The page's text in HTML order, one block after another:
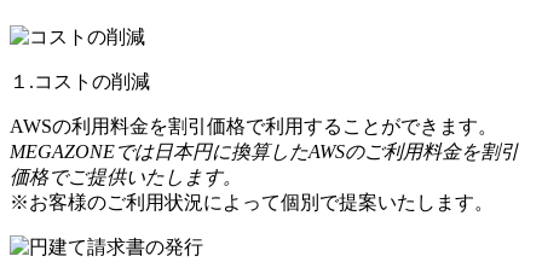
１.コストの削減
AWSの利用料金を割引価格で利用することができます。
MEGAZONEでは日本円に換算したAWSのご利用料金を割引
価格でご提供いたします。
※お客様のご利用状況によって個別で提案いたします。